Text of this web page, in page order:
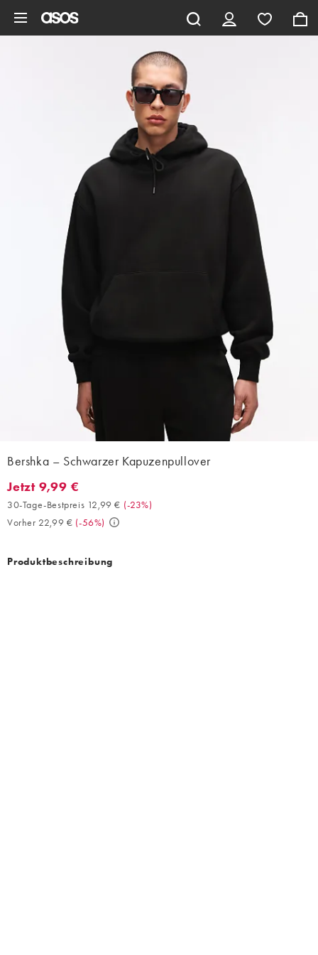
Bershka – Schwarzer Kapuzenpullover
Jetzt 9,99 €. 30-Tage-Bestpreis 12,99 € (-23%). Vorher 22,99 €.
Jetzt 9,99 €
30-Tage-Bestpreis 12,99 € (-23%)
Vorher 22,99 € (-56%)
Produktbeschreibung